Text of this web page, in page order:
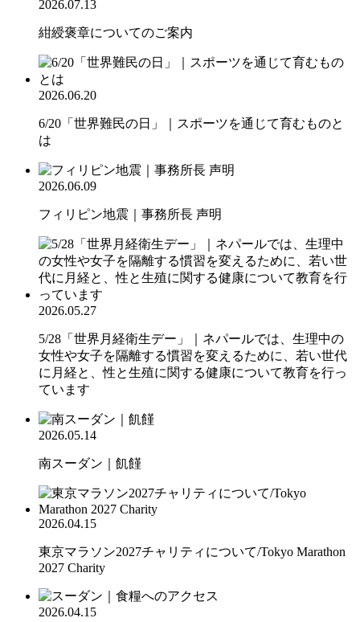
2026.07.13
紺綬褒章についてのご案内
2026.06.20
6/20「世界難民の日」｜スポーツを通じて育むものと
は
2026.06.09
フィリピン地震｜事務所長 声明
2026.05.27
5/28「世界月経衛生デー」｜ネパールでは、生理中の
女性や女子を隔離する慣習を変えるために、若い世代
に月経と、性と生殖に関する健康について教育を行っ
ています
2026.05.14
南スーダン｜飢饉
2026.04.15
東京マラソン2027チャリティについて/Tokyo Marathon
2027 Charity
2026.04.15